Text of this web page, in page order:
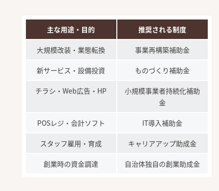
主な用途・目的 推奨される制度
大規模改装・業態転換 事業再構築補助金
新サービス・設備投資 ものづくり補助金
チラシ・Web広告・HP
小規模事業者持続化補助
金
POSレジ・会計ソフト IT導入補助金
スタッフ雇用・育成 キャリアアップ助成金
創業時の資金調達 自治体独自の創業助成金